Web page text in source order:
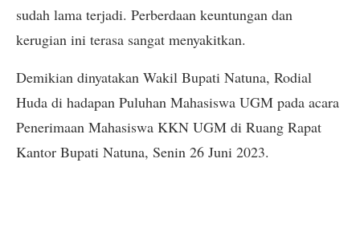
sudah lama terjadi. Perberdaan keuntungan dan
kerugian ini terasa sangat menyakitkan.
Demikian dinyatakan Wakil Bupati Natuna, Rodial
Huda di hadapan Puluhan Mahasiswa UGM pada acara
Penerimaan Mahasiswa KKN UGM di Ruang Rapat
Kantor Bupati Natuna, Senin 26 Juni 2023.